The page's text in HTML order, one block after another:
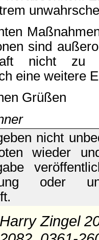
sind
nicht
eine weitere
Grüßen
nicht
wieder
oder
Zingel